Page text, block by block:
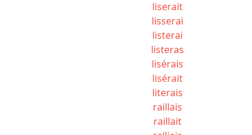
liserait
lisserai
listerai
listeras
lisérais
lisérait
literais
raillais
raillait